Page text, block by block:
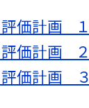
評価計画
評価計画
評価計画